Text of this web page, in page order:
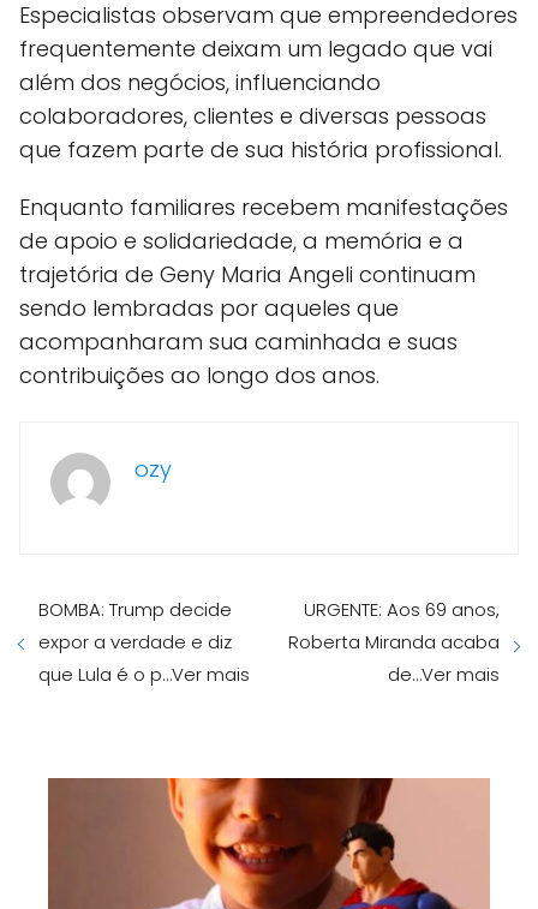
Especialistas observam que empreendedores
frequentemente deixam um legado que vai
além dos negócios, influenciando
colaboradores, clientes e diversas pessoas
que fazem parte de sua história profissional.
Enquanto familiares recebem manifestações
de apoio e solidariedade, a memória e a
trajetória de Geny Maria Angeli continuam
sendo lembradas por aqueles que
acompanharam sua caminhada e suas
contribuições ao longo dos anos.
ozy
BOMBA: Trump decide
expor a verdade e diz
que Lula é o p…Ver mais
URGENTE: Aos 69 anos,
Roberta Miranda acaba
de…Ver mais